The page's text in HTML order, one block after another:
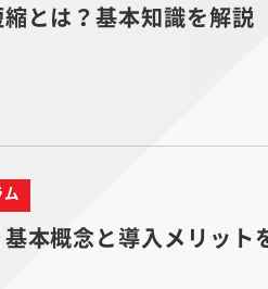
とは？基本知識を解説
ム
本概念と導入メリット